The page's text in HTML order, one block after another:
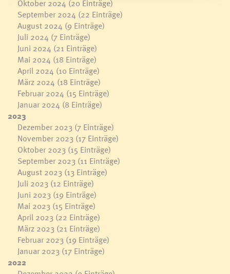
Oktober 2024 (20 Einträge)
September 2024 (22 Einträge)
August 2024 (9 Einträge)
Juli 2024 (7 Einträge)
Juni 2024 (21 Einträge)
Mai 2024 (18 Einträge)
April 2024 (10 Einträge)
März 2024 (18 Einträge)
Februar 2024 (15 Einträge)
Januar 2024 (8 Einträge)
2023
Dezember 2023 (7 Einträge)
November 2023 (17 Einträge)
Oktober 2023 (15 Einträge)
September 2023 (11 Einträge)
August 2023 (13 Einträge)
Juli 2023 (12 Einträge)
Juni 2023 (19 Einträge)
Mai 2023 (15 Einträge)
April 2023 (22 Einträge)
März 2023 (21 Einträge)
Februar 2023 (19 Einträge)
Januar 2023 (17 Einträge)
2022